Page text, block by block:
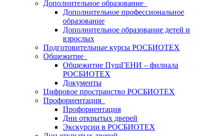
Дополнительное образование
Дополнительное профессиональное
образование
Дополнительное образование детей и
взрослых
Подготовительные курсы РОСБИОТЕХ
Общежитие
Общежитие ПущГЕНИ – филиала
РОСБИОТЕХ
Документы
Цифровое пространство РОСБИОТЕХ
Профориентация
Профориентация
Дни открытых дверей
Экскурсии в РОСБИОТЕХ